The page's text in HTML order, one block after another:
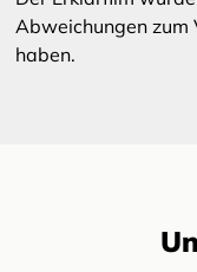
Abweichungen zum
haben.